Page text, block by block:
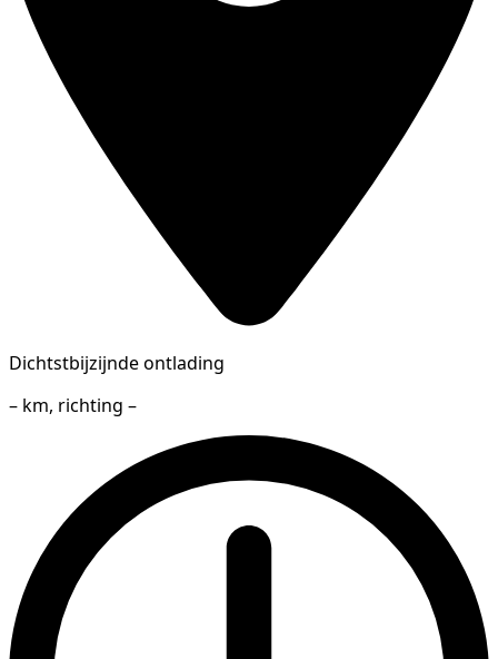
Dichtstbijzijnde ontlading
– km, richting –